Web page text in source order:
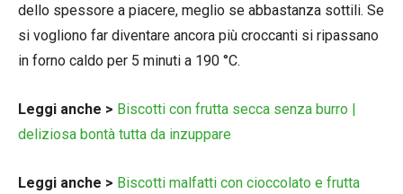
dello spessore a piacere, meglio se abbastanza sottili. Se
si vogliono far diventare ancora più croccanti si ripassano
in forno caldo per 5 minuti a 190 °C.
Leggi anche > Biscotti con frutta secca senza burro |
deliziosa bontà tutta da inzuppare
Leggi anche > Biscotti malfatti con cioccolato e frutta